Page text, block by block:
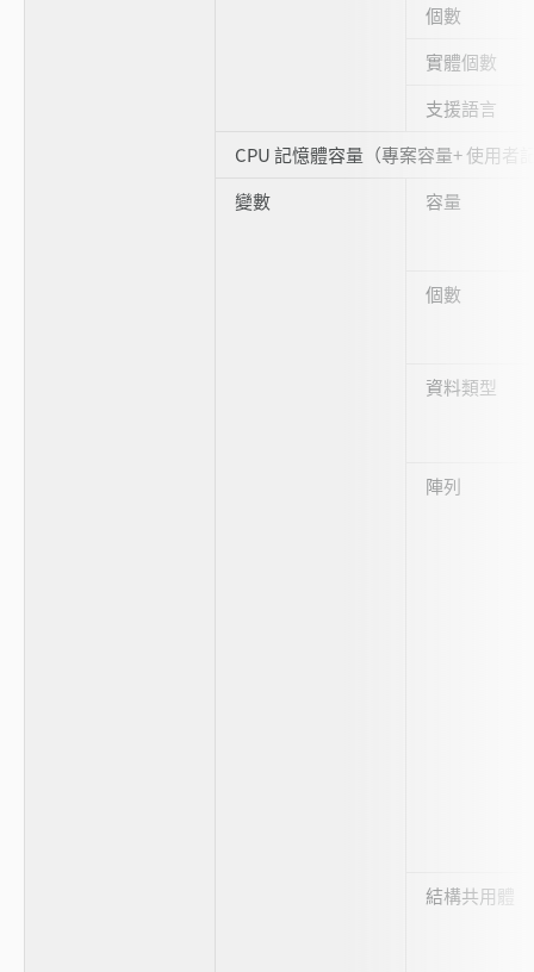
個數
實體個數
支援語言
CPU 記憶體容量（專案容量+ 使用者
變數
容量
個數
資料類型
陣列
結構共用體